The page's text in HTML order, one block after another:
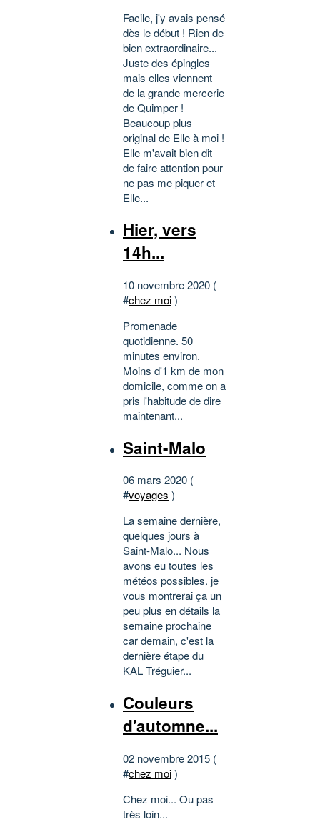
Facile, j'y avais pensé
dès le début ! Rien de
bien extraordinaire...
Juste des épingles
mais elles viennent
de la grande mercerie
de Quimper !
Beaucoup plus
original de Elle à moi !
Elle m'avait bien dit
de faire attention pour
ne pas me piquer et
Elle...
Hier, vers
14h...
10 novembre 2020 (
#chez moi)
Promenade
quotidienne. 50
minutes environ.
Moins d'1 km de mon
domicile, comme on a
pris l'habitude de dire
maintenant...
Saint-Malo
06 mars 2020 (
#voyages )
La semaine dernière,
quelques jours à
Saint-Malo... Nous
avons eu toutes les
météos possibles. je
vous montrerai ça un
peu plus en détails la
semaine prochaine
car demain, c'est la
dernière étape du
KAL Tréguier...
Couleurs
d'automne...
02 novembre 2015 (
#chez moi)
Chez moi... Ou pas
très loin...